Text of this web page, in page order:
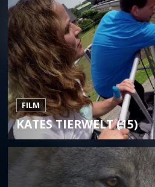
FILM
KATES TIERWELT (15)